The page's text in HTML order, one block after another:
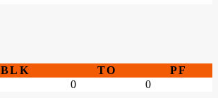
BLK TO
PF
0 0